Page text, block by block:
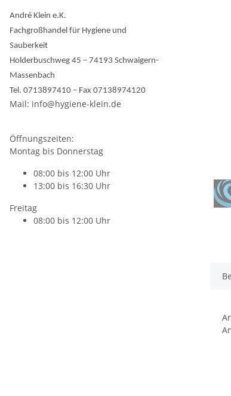
André Klein e.K.
Fachgroßhandel für Hygiene und
Sauberkeit
Holderbuschweg 45 – 74193 Schwaigern-
Massenbach
Tel. 0713897410 – Fax 07138974120
Mail: info@hygiene-klein.de
Öffnungszeiten:
Montag bis Donnerstag
08:00 bis 12:00 Uhr
13:00 bis 16:30 Uhr
Freitag
08:00 bis 12:00 Uhr